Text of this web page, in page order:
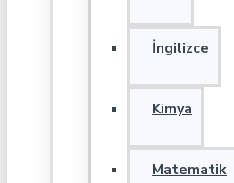
İngilizce
Kimya
Matematik